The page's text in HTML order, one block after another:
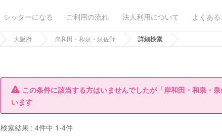
シッターになる ご利用の流れ 法人利用について よくあ
大阪府 岸和田・和泉・泉佐野 詳細検索
この条件に該当する方はいませんでしたが「岸和田・和泉・
います
検索結果 :4件中 1-4件